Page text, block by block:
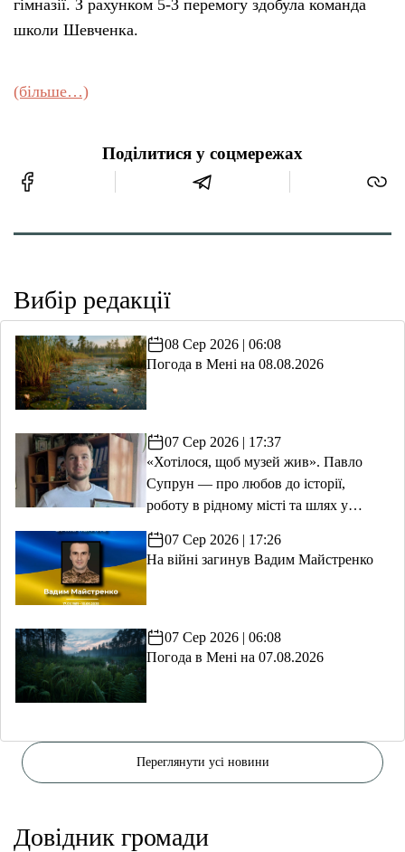
гімназії. З рахунком 5-3 перемогу здобула команда
школи Шевченка.
(більше…)
Поділитися у соцмережах
Вибір редакції
08 Сер 2026 | 06:08
Погода в Мені на 08.08.2026
07 Сер 2026 | 17:37
«Хотілося, щоб музей жив». Павло
Супрун — про любов до історії,
роботу в рідному місті та шлях у
07 Сер 2026 | 17:26
На війні загинув Вадим Майстренко
07 Сер 2026 | 06:08
Погода в Мені на 07.08.2026
Переглянути усі новини
Довідник громади